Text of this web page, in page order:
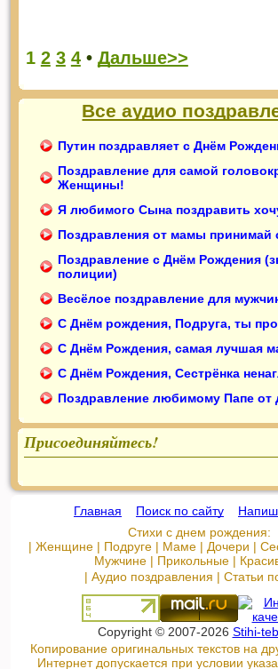
1 2 3 4• Дальше>>
Все аудио
Путин поздравляет с Днём
Поздравление для самой
Женщины!
Я любимого Сына поздравить
Поздравления от мамы принимай
Поздравление с Днём Рождения
полиции)
Весёлое поздравление для
С Днём рождения, Подруга, ты
С Днём Рождения, самая лучшая
С Днём Рождения, Сестрёнка
Поздравление любимому Папе от
Присоединяйтесь!
Главная Поиск по сайту
Стихи с днем рождения:
| Женщине | Подруге | Маме | Дочери |
Мужчине | Прикольные |
| Аудио поздравления | Статьи
Copyright © 2007-2026 Stihi-
Копирование оригинальных текстов на
Интернет допускается при условии